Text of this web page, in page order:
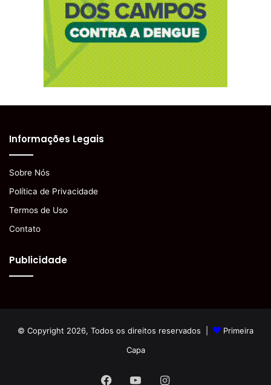
Informações Legais
Sobre Nós
Política de Privacidade
Termos de Uso
Contato
Publicidade
© Copyright 2026, Todos os direitos reservados |
Primeira
Capa
Facebook
YouTubeInstagram